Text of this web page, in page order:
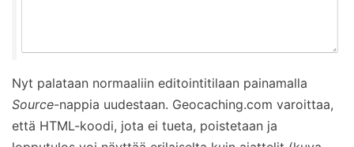
Nyt palataan normaaliin editointitilaan painamalla
Source-nappia uudestaan. Geocaching.com varoittaa,
että HTML-koodi, jota ei tueta, poistetaan ja